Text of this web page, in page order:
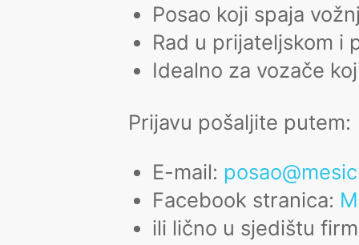
Posao koji spaja
Rad u prijateljskom i
Idealno za vozače
Prijavu pošaljite putem:
E-mail:
Facebook stranica:
ili lično u sjedištu